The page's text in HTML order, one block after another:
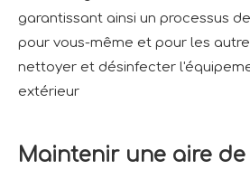
garantissant ainsi un processus
pour vous-même et pour les
nettoyer et désinfecter
extérieur
Maintenir une aire